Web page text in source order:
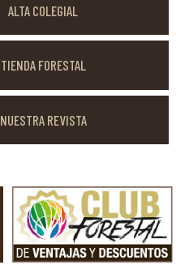
ALTA COLEGIAL
TIENDA FORESTAL
NUESTRA REVISTA